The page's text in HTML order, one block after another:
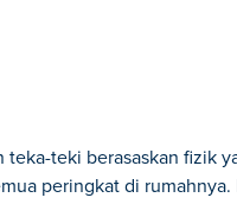
teka-teki berasaskan fizik
peringkat di